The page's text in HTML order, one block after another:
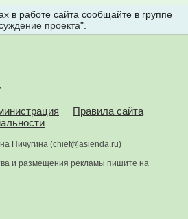
в работе сайта сообщайте в группе
проекта".
Правила сайта
Пичугина (chief@asienda.ru)
и размещения рекламы пишите на